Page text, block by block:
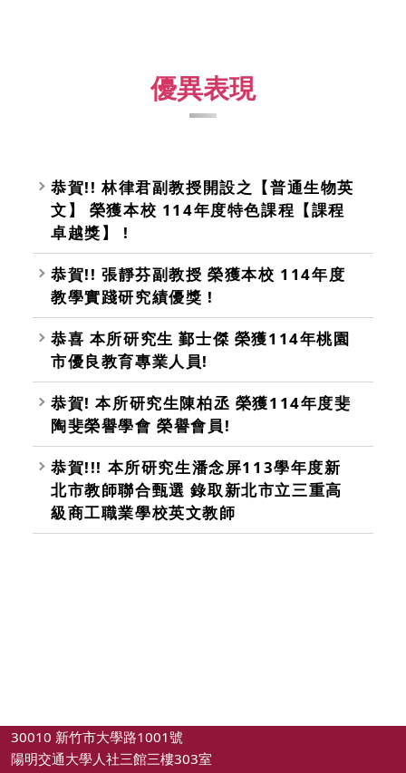
優異表現
恭賀!! 林律君副教授開設之【普通生物英
文】 榮獲本校 114年度特色課程【課程
卓越獎】 !
恭賀!! 張靜芬副教授 榮獲本校 114年度
教學實踐研究績優獎 !
恭喜 本所研究生 鄞士傑 榮獲114年桃園
市優良教育專業人員!
恭賀! 本所研究生陳柏丞 榮獲114年度斐
陶斐榮譽學會 榮譽會員!
恭賀!!! 本所研究生潘念屏113學年度新
北市教師聯合甄選 錄取新北市立三重高
級商工職業學校英文教師
30010 新竹市大學路1001號
陽明交通大學人社三館三樓303室